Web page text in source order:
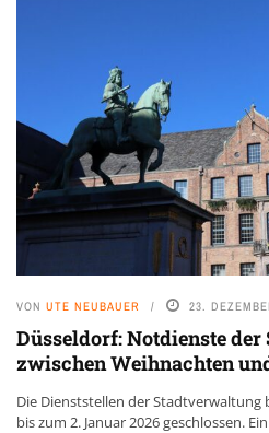
VON UTE NEUBAUER 23.
Düsseldorf: Notdienste
zwischen Weihnachten
Die Dienststellen der Stadtverwaltung
bis zum 2. Januar 2026 geschlossen.